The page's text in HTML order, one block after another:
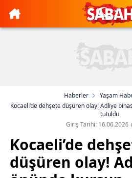
Haberler
Yaşam
Kocaeli’de dehşete düşüren olay! Adliye
tutuldu
Giriş Tarihi: 16.06.2026
Kocaeli’de
düşüren olay!